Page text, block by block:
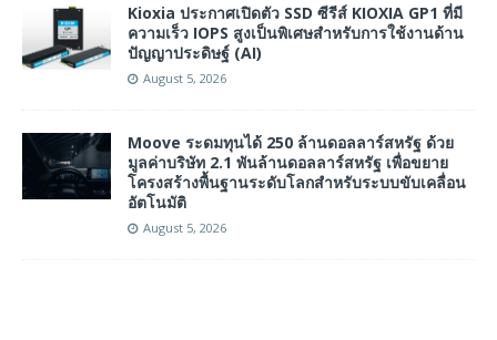
Kioxia ประกาศเปิดตัว SSD ซีรีส์ KIOXIA GP1 ที่มี
ความเร็ว IOPS สูงเป็นพิเศษสำหรับการใช้งานด้าน
ปัญญาประดิษฐ์ (AI)
August 5, 2026
Moove ระดมทุนได้ 250 ล้านดอลลาร์สหรัฐ ด้วย
มูลค่าบริษัท 2.1 พันล้านดอลลาร์สหรัฐ เพื่อขยาย
โครงสร้างพื้นฐานระดับโลกสำหรับระบบขับเคลื่อน
อัตโนมัติ
August 5, 2026